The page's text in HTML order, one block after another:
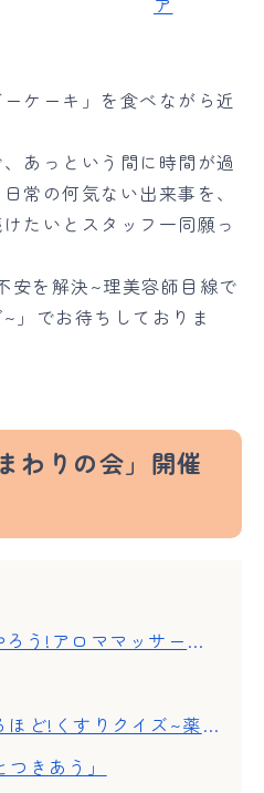
ケーキ」を食べながら近
あっという間に時間が過
常の何気ない出来事を、
たいとスタッフ一同願っ
安を解決~理美容師目線で
」でお待ちしておりま
わりの会」開催
第71回「みんなでやろう!アロママッサージ」
第69回「知ればなるほど!くすりクイズ~薬についての正しい理解~」
きあう」